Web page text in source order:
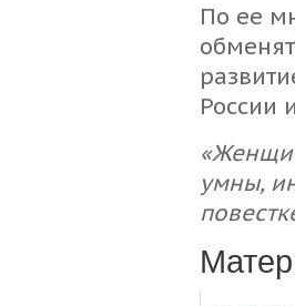
По ее
России
умны,